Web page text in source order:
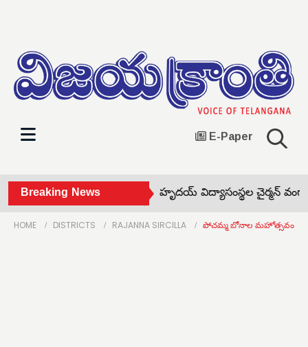
E-Paper
Breaking News
గేట్లు మూసివేత! • నిర్మలహృదయ్ విద్యాసంస్థల చైర్మన్ వంగా
HOME DISTRICTS RAJANNA SIRCILLA పోచమ్మ బోనాల మహోత్సవంలో